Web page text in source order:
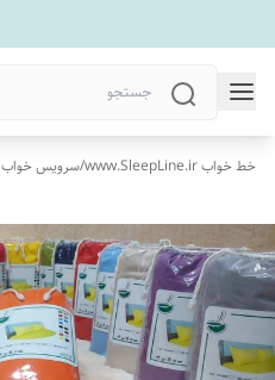
خط خواب www.SleepLine.ir /سرویس خواب